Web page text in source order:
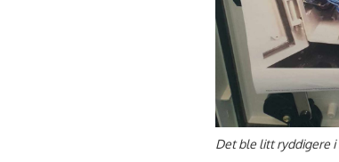
Det ble litt ryddigere